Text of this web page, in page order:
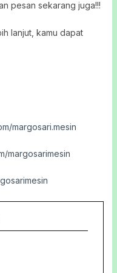
pesan sekarang juga!!!
lanjut, kamu dapat
margosari.mesin
margosarimesin